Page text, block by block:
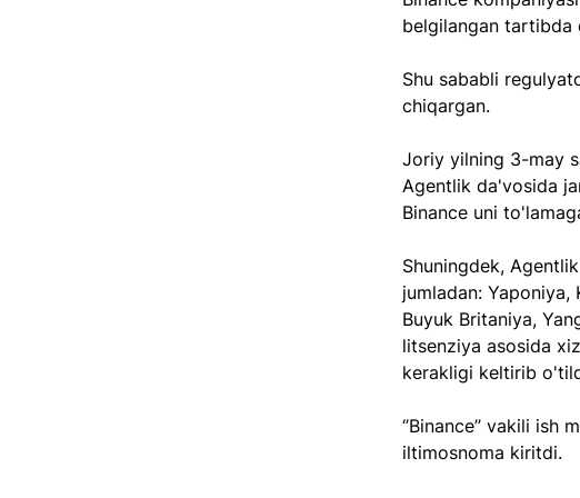
belgilangan tartibda
Shu sababli
chiqargan.
Joriy yilning 3-may
Agentlik da'vosida
Binance uni
Shuningdek,
jumladan: Yaponiya,
Buyuk Britaniya,
litsenziya asosida
kerakligi keltirib
‘’Binance’’ vakili
iltimosnoma kiritdi.